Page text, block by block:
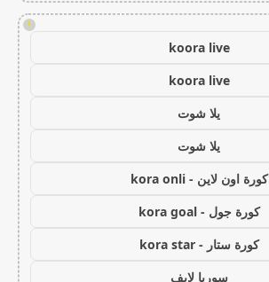
!
koora live
koora live
يلا شوت
يلا شوت
كورة اون لاين - kora onli
كورة جول - kora goal
كورة ستار - kora star
سوريا لايف